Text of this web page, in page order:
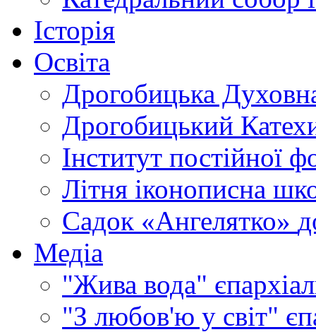
Історія
Освіта
Дрогобицька
Дрогобицький
Інститут постійної
Літня іконописна
Садок «Ангелятко»
Медіа
"Жива вода"
"З любов'ю у світ"